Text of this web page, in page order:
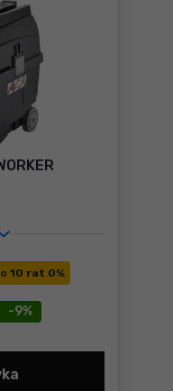
10 rat 0%
-9%
Lavor PRO